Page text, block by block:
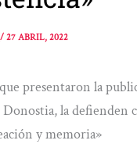
/27 ABRIL, 2022
presentaron la
la defienden
y memoria»